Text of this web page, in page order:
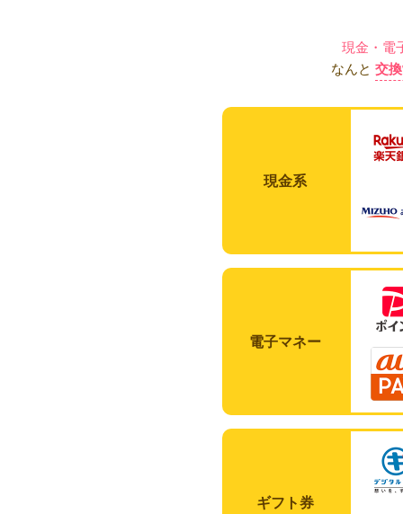
現金・電
なんと 交
現金系
電子マネー
ギフト券